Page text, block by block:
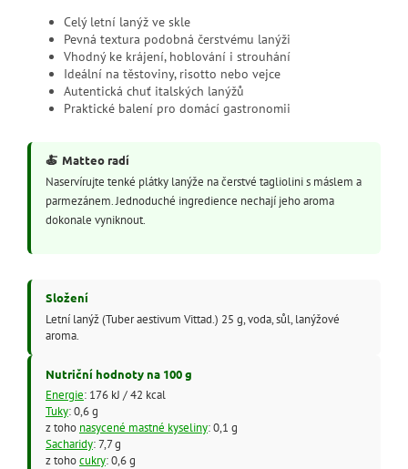
Celý letní lanýž ve skle
Pevná textura podobná čerstvému lanýži
Vhodný ke krájení, hoblování i strouhání
Ideální na těstoviny, risotto nebo vejce
Autentická chuť italských lanýžů
Praktické balení pro domácí gastronomii
🍝 Matteo radí
Naservírujte tenké plátky lanýže na čerstvé tagliolini s máslem a
parmezánem. Jednoduché ingredience nechají jeho aroma
dokonale vyniknout.
Složení
Letní lanýž (Tuber aestivum Vittad.) 25 g, voda, sůl, lanýžové
aroma.
Nutriční hodnoty na 100 g
Energie: 176 kJ / 42 kcal
Tuky: 0,6 g
z toho nasycené mastné kyseliny: 0,1 g
Sacharidy: 7,7 g
z tohocukry: 0,6 g